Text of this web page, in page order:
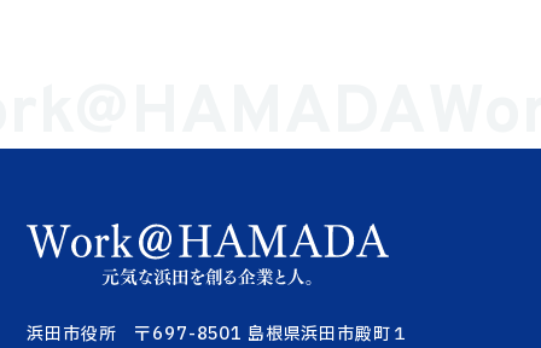
浜田市役所 〒697-8501 島根県浜田市殿町１